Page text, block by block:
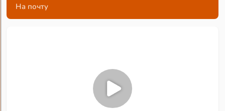
На почту